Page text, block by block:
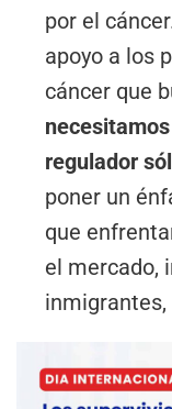
por el
apoyo a los
cáncer que
regulador
poner un
que
el mercado,
inmigrantes,